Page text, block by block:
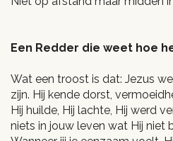
Een Redder die weet hoe
Wat een troost is dat: Jezus
zijn. Hij kende dorst,
Hij huilde, Hij lachte, Hij werd
niets in jouw leven wat Hij niet